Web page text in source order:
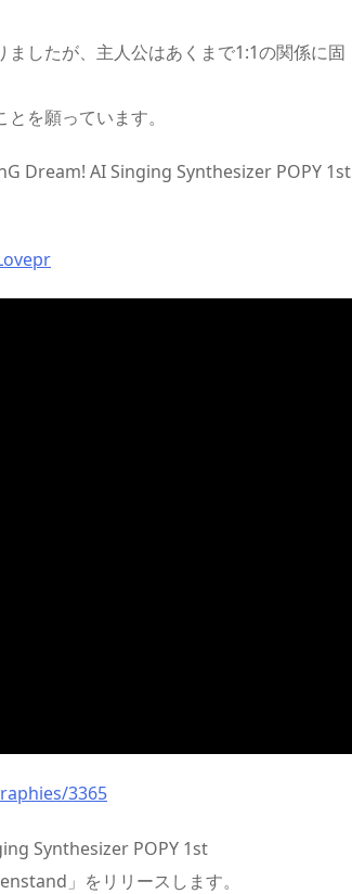
したが、主人公はあくまで1:1の関係に固
を願っています。
Dream! AI Singing Synthesizer POPY 1st
3365
Synthesizer POPY 1st
」をリリースします。